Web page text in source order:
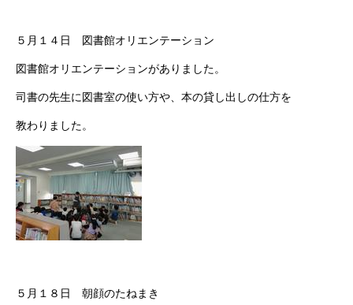
５月１４日 図書館オリエンテーション
図書館オリエンテーションがありました。
司書の先生に図書室の使い方や、本の貸し出しの仕方を
教わりました。
５月１８日 朝顔のたねまき